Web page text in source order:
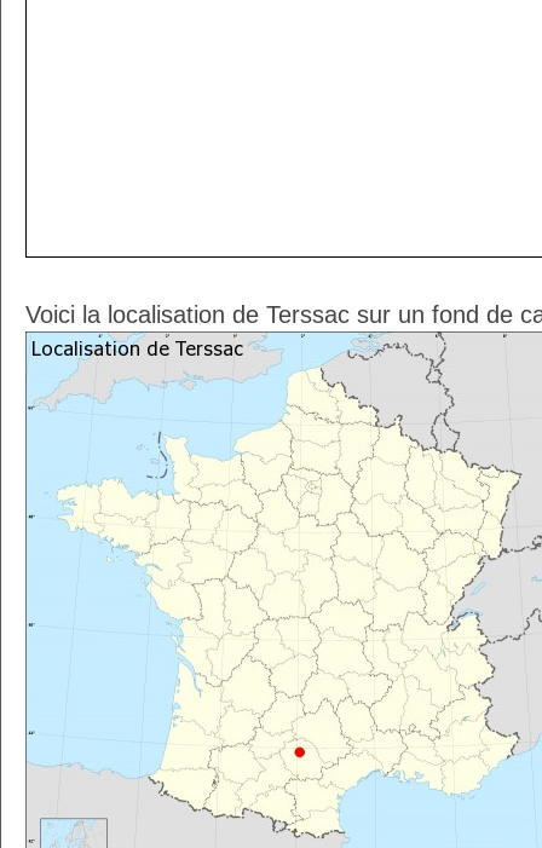
Voici la localisation de Terssac sur un fond de